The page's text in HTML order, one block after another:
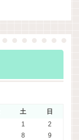
土
日
1
2
8
9